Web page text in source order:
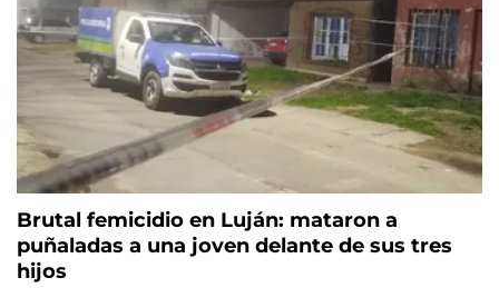
Brutal femicidio en Luján: mataron a
puñaladas a una joven delante de sus tres
hijos